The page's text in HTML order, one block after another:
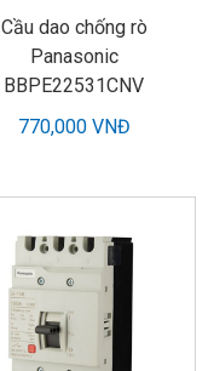
Cầu dao chống rò
Panasonic
BBPE22531CNV
770,000 VNĐ